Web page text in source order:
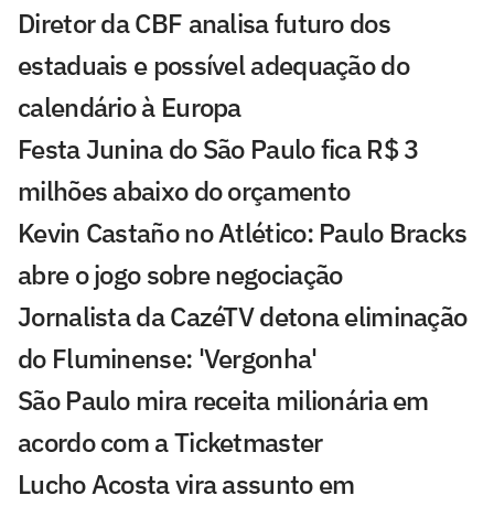
Diretor da CBF analisa futuro dos
estaduais e possível adequação do
calendário à Europa
Festa Junina do São Paulo fica R$ 3
milhões abaixo do orçamento
Kevin Castaño no Atlético: Paulo Bracks
abre o jogo sobre negociação
Jornalista da CazéTV detona eliminação
do Fluminense: 'Vergonha'
São Paulo mira receita milionária em
acordo com a Ticketmaster
Lucho Acosta vira assunto em